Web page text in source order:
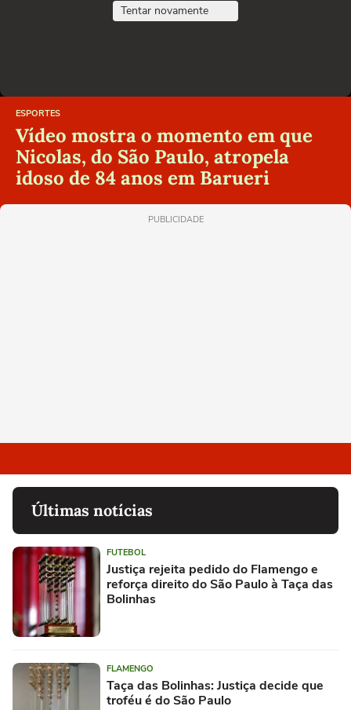
Tentar novamente
ESPORTES
Vídeo mostra o momento em que
Nicolas, do São Paulo, atropela
idoso de 84 anos em Barueri
PUBLICIDADE
Últimas notícias
FUTEBOL
Justiça rejeita pedido do Flamengo e
reforça direito do São Paulo à Taça das
Bolinhas
FLAMENGO
Taça das Bolinhas: Justiça decide que
troféu é do São Paulo